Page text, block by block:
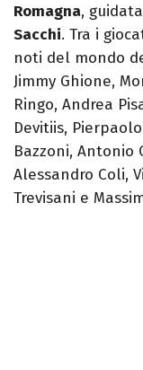
Romagna,
Sacchi. Tra i
noti del mondo
Jimmy Ghione,
Ringo, Andrea
Devitiis,
Bazzoni, Antonio
Alessandro Coli,
Trevisani e